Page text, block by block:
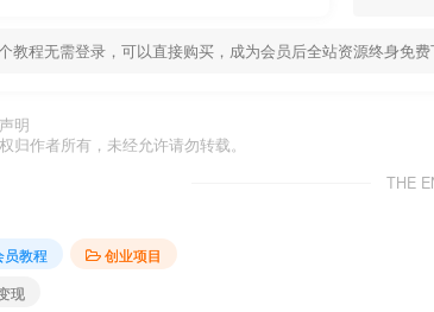
教程无需登录，可以直接购买，成为会员后全站资源终身免费
明
归作者所有，未经允许请勿转载。
THE
员教程
创业项目
现